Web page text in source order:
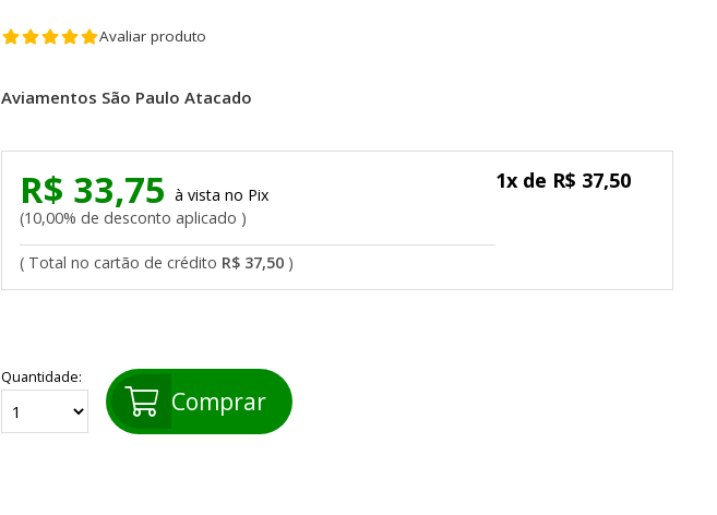
Avaliar produto
Aviamentos São Paulo Atacado
R$ 37,50
1x de R$ 37,50
R$ 33,75
10,00% de desconto aplicado
Pix
Quantidade:
Comprar